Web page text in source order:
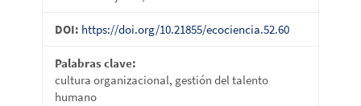
DOI: https://doi.org/10.21855/ecociencia.52.60
Palabras clave:
cultura organizacional, gestión del talento
humano